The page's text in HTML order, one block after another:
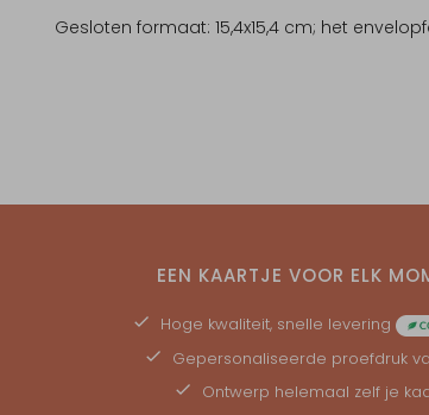
Gesloten formaat: 15,4x15,4 cm; het
EEN KAARTJE VOOR ELK
Hoge kwaliteit, snelle levering
Gepersonaliseerde proefdruk
Ontwerp helemaal zelf je